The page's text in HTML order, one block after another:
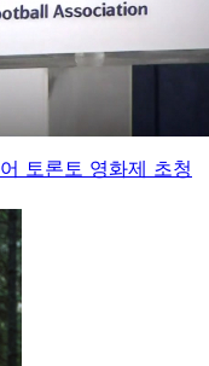
토론토 영화제 초청